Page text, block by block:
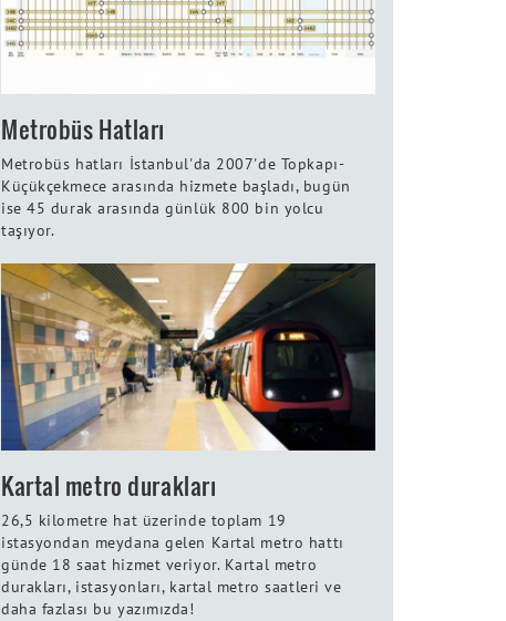
Metrobüs Hatları
Metrobüs hatları İstanbul'da 2007'de Topkapı-
Küçükçekmece arasında hizmete başladı, bugün
ise 45 durak arasında günlük 800 bin yolcu
taşıyor.
Kartal metro durakları
26,5 kilometre hat üzerinde toplam 19
istasyondan meydana gelen Kartal metro hattı
günde 18 saat hizmet veriyor. Kartal metro
durakları, istasyonları, kartal metro saatleri ve
daha fazlası bu yazımızda!